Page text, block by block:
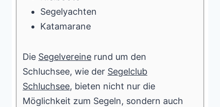
Segelyachten
Katamarane
Die Segelvereine rund um den
Schluchsee, wie der Segelclub
Schluchsee, bieten nicht nur die
Möglichkeit zum Segeln, sondern auch